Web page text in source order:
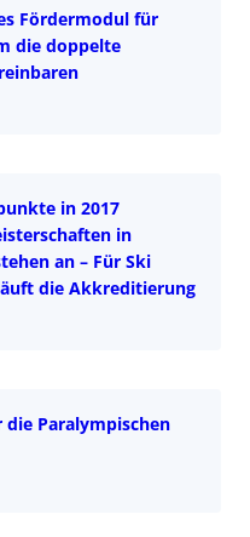
Fördermodul für
die doppelte
in 2017
in
an – Für Ski
die Akkreditierung
die Paralympischen